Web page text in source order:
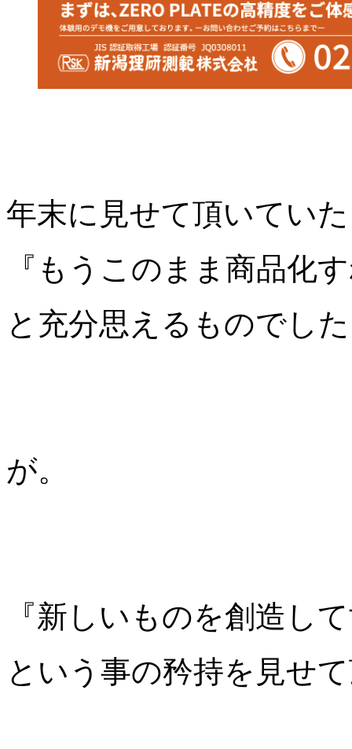
年末に見せて頂いてい
『もうこのまま商品化
と充分思えるものでし
が。
『新しいものを創造し
という事の矜持を見せ